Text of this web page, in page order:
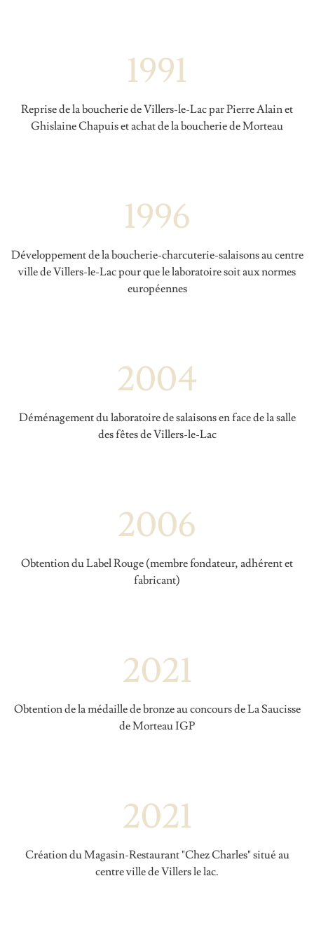
17, rue du Soleil Couchant
1991
Reprise de la boucherie de Villers-le-Lac par Pierre Alain et
Ghislaine Chapuis et achat de la boucherie de Morteau
1996
Développement de la boucherie-charcuterie-salaisons au centre
ville de Villers-le-Lac pour que le laboratoire soit aux normes
européennes
2004
Déménagement du laboratoire de salaisons en face de la salle
des fêtes de Villers-le-Lac
2006
Obtention du Label Rouge (membre fondateur, adhérent et
fabricant)
2021
Obtention de la médaille de bronze au concours de La Saucisse
de Morteau IGP
2021
Création du Magasin-Restaurant "Chez Charles" situé au
centre ville de Villers le lac.